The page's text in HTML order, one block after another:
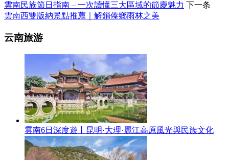
雲南民族節日指南 – 一次讀懂三大區域的節慶魅力 下一条
雲南西雙版納景點推薦｜解鎖傣鄉雨林之美
云南旅游
雲南6日深度遊丨昆明·大理·麗江高原風光與民族文化